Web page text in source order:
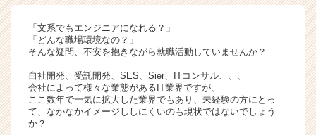
ト
が
届
く
活
サ
イ
「文系でもエンジニアになれる？」
「どんな職場環境なの？」
そんな疑問、不安を抱きながら就職活動していませんか？
自社開発、受託開発、SES、Sier、ITコンサル、、、
会社によって様々な業態があるIT業界ですが、
ここ数年で一気に拡大した業界でもあり、未経験の方にとっ
て、なかなかイメージししにくいのも現状ではないでしょう
か？